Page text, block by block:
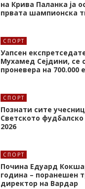
на Крива Паланка ја
првата шампионска
СПОРТ
Уапсен
Мухамед Сејдини, се
проневера на 700.000
СПОРТ
Познати сите
Светското
2026
СПОРТ
Почина Едуард
година – поранешен
директор на Вардар